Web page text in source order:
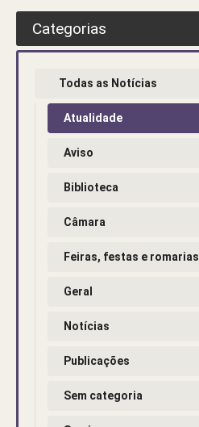
Categorias
Todas as Notícias
Atualidade
Aviso
Biblioteca
Câmara
Feiras, festas e romarias
Geral
Notícias
Publicações
Sem categoria